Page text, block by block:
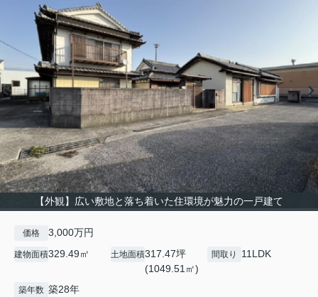
【外観】広い敷地と落ち着いた住環境が魅力の一戸建て
価格 3,000万円
建物面積329.49㎡ 土地面積317.47坪
(1049.51㎡)
間取り 11LDK
築年数 築28年